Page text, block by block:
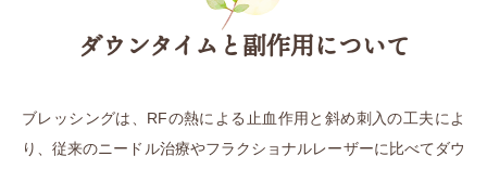
ダウンタイムと副作用について
ブレッシングは、RFの熱による止血作用と斜め刺入の工夫によ
り、従来のニードル治療やフラクショナルレーザーに比べてダウ